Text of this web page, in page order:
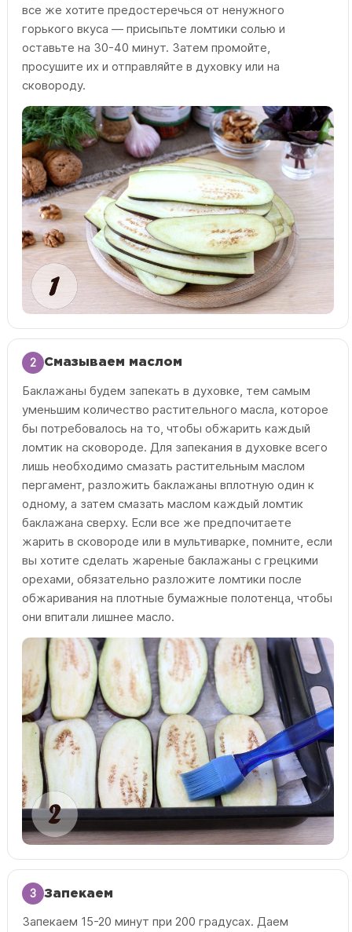
все же хотите предостеречься от ненужного
горького вкуса — присыпьте ломтики солью и
оставьте на 30-40 минут. Затем промойте,
просушите их и отправляйте в духовку или на
сковороду.
2 Смазываем маслом
Баклажаны будем запекать в духовке, тем самым
уменьшим количество растительного масла, которое
бы потребовалось на то, чтобы обжарить каждый
ломтик на сковороде. Для запекания в духовке всего
лишь необходимо смазать растительным маслом
пергамент, разложить баклажаны вплотную один к
одному, а затем смазать маслом каждый ломтик
баклажана сверху. Если все же предпочитаете
жарить в сковороде или в мультиварке, помните, если
вы хотите сделать жареные баклажаны с грецкими
орехами, обязательно разложите ломтики после
обжаривания на плотные бумажные полотенца, чтобы
они впитали лишнее масло.
3 Запекаем
Запекаем 15-20 минут при 200 градусах. Даем